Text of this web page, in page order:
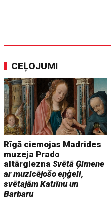
CEĻOJUMI
Rīgā ciemojas Madrides
muzeja Prado
altārgleznaSvētā Ģimene
ar muzicējošo eņģeli,
svētajām Katrīnu un
Barbaru